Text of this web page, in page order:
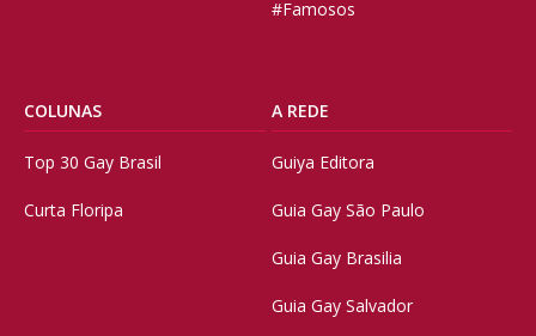
#Famosos
COLUNAS
Top 30 Gay Brasil
Curta Floripa
A REDE
Guiya Editora
Guia Gay São Paulo
Guia Gay Brasilia
Guia Gay Salvador